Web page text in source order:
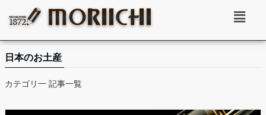
日本のお土産
カテゴリ一 記事一覧